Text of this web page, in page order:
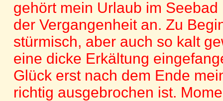
gehört mein Urlaub im
der Vergangenheit an. Zu
stürmisch, aber auch so kalt
eine dicke Erkältung
Glück erst nach dem Ende
richtig ausgebrochen ist.